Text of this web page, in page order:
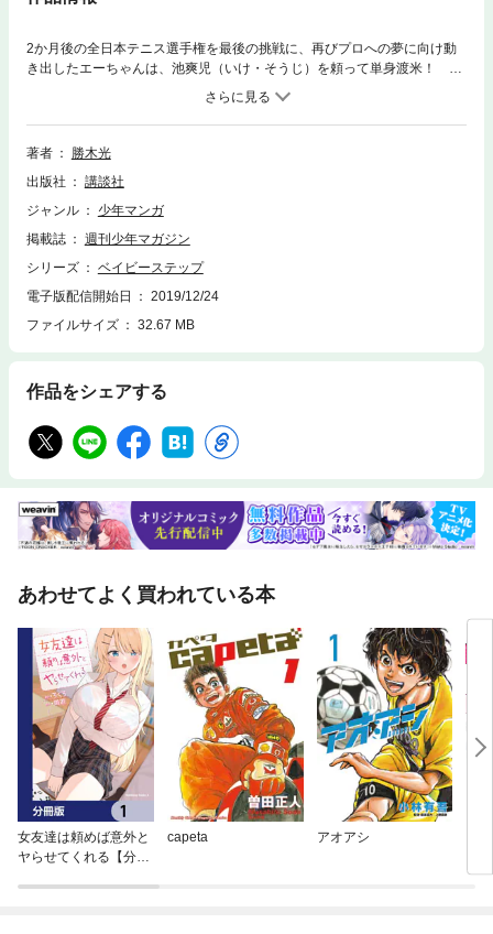
2か月後の全日本テニス選手権を最後の挑戦に、再びプロへの夢に向け動
き出したエーちゃんは、池爽児（いけ・そうじ）を頼って単身渡米！ た
だいまフロリダIMGでテニス武者修行真っ最中！ そんななか、久しぶり
に再会したマーシャからビーチテニスに誘われ、息抜きのつもりで始めた
ところ、テニスにも活かせるヒントを見つけ！？
著者
勝木光
出版社
講談社
ジャンル
少年マンガ
掲載誌
週刊少年マガジン
シリーズ
ベイビーステップ
電子版配信開始日
2019/12/24
ファイルサイズ
32.67 MB
作品をシェアする
あわせてよく買われている本
女友達は頼めば意外と
ヤらせてくれる【分冊
capeta アオアシ